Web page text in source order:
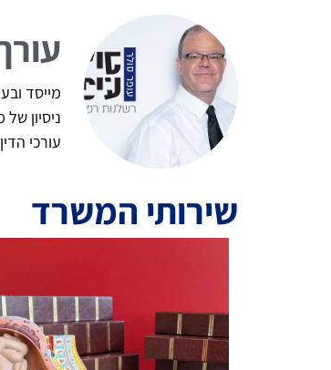
מייסד
עורכי
שירותי המשרד